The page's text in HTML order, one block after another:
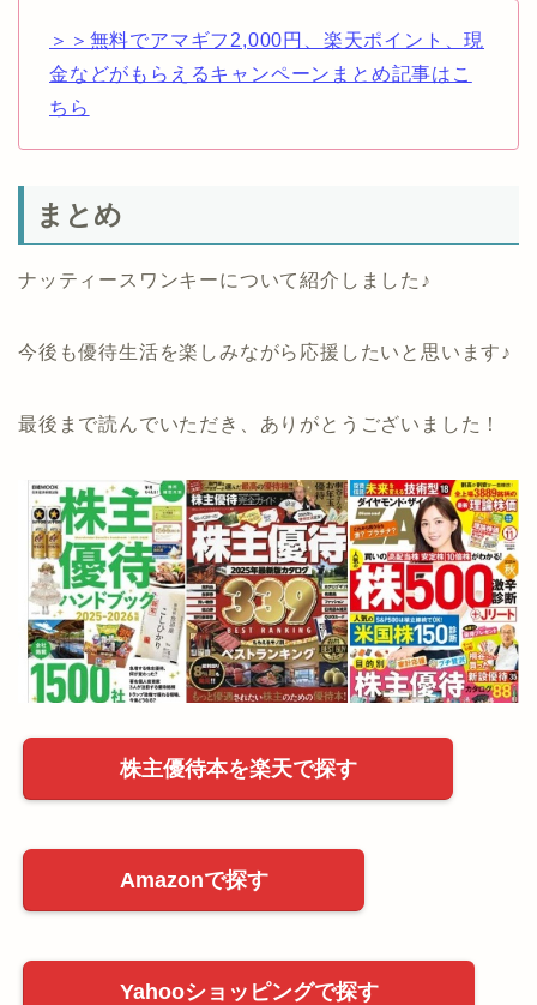
＞＞無料でアマギフ2,000円、楽天ポイント、現
金などがもらえるキャンペーンまとめ記事はこ
ちら
まとめ
ナッティースワンキーについて紹介しました♪
今後も優待生活を楽しみながら応援したいと思います♪
最後まで読んでいただき、ありがとうございました！
株主優待本を楽天で探す
Amazonで探す
Yahooショッピングで探す